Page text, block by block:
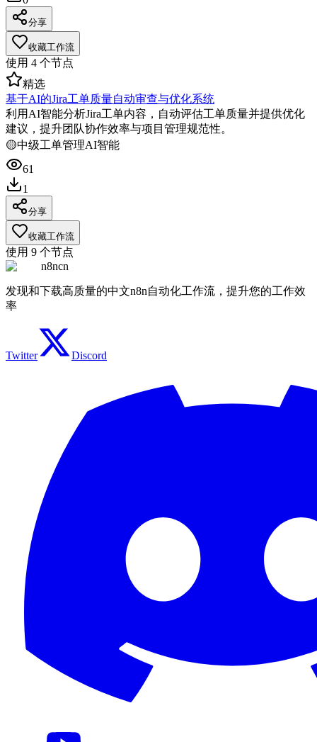
分享
收藏工作流
使用 4 个节点
精选
基于AI的Jira工单质量自动审查与优化系统
利用AI智能分析Jira工单内容，自动评估工单质量并提供优化
建议，提升团队协作效率与项目管理规范性。
🟡中级工单管理AI智能
61
1
分享
收藏工作流
使用 9 个节点
n8ncn
发现和下载高质量的中文n8n自动化工作流，提升您的工作效
率
Twitter Discord